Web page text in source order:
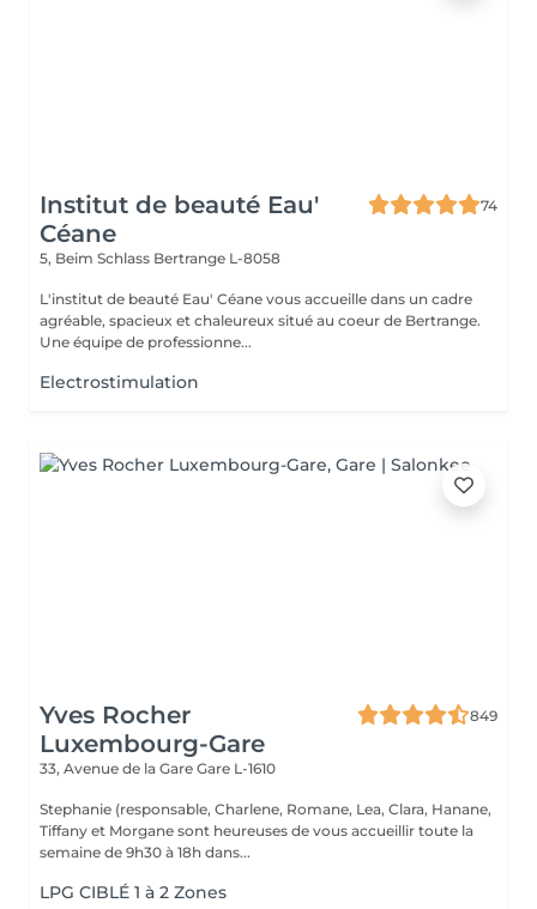
Institut de beauté Eau'
Céane
74
5, Beim Schlass Bertrange L-8058
L'institut de beauté Eau' Céane vous accueille dans un cadre
agréable, spacieux et chaleureux situé au coeur de Bertrange.
Une équipe de professionne...
Electrostimulation
Yves Rocher
Luxembourg-Gare
849
33, Avenue de la Gare Gare L-1610
Stephanie (responsable, Charlene, Romane, Lea, Clara, Hanane,
Tiffany et Morgane sont heureuses de vous accueillir toute la
semaine de 9h30 à 18h dans...
LPG CIBLÉ 1 à 2 Zones